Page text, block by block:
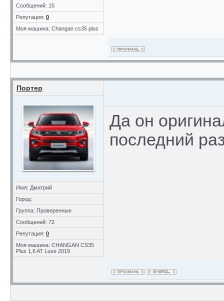
Сообщений: 15
Репутация: 0
Моя машина: Changan cs35 plus
Портер
Имя: Дмитрий
Город:
Группа: Проверенные
Сообщений: 72
Репутация: 0
Моя машина: CHANGAN CS35
Plus 1,6 AT Luxe 2019
Да он
последний